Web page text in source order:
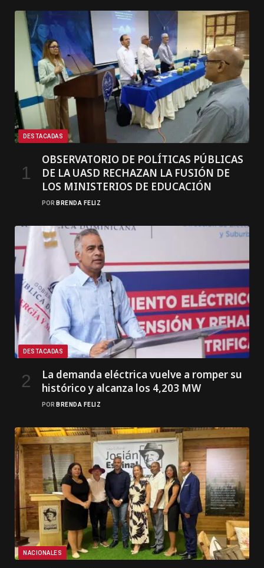
DESTACADAS
OBSERVATORIO DE POLÍTICAS PÚBLICAS
DE LA UASD RECHAZAN LA FUSIÓN DE
LOS MINISTERIOS DE EDUCACIÓN
POR BRENDA FELIZ
DESTACADAS
La demanda eléctrica vuelve a romper su
histórico y alcanza los 4,203 MW
POR BRENDA FELIZ
NACIONALES